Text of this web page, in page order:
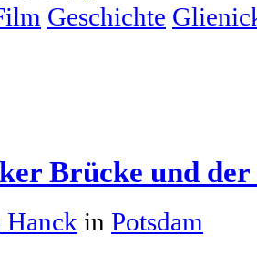
Geschichte
Brücke und
Hanck in Potsdam